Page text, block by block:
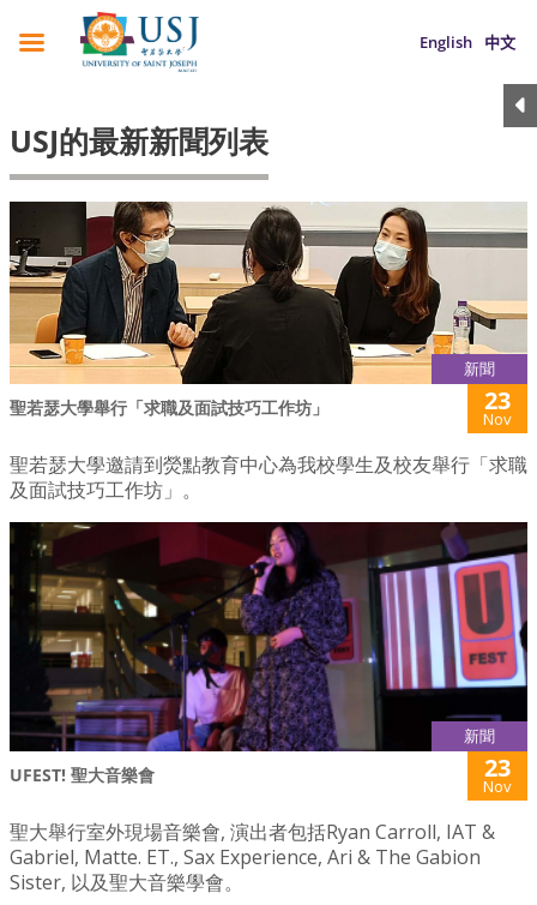
English 中文
USJ的最新新聞列表
新聞
聖若瑟大學舉行「求職及面試技巧工作坊」 23
Nov
聖若瑟大學邀請到熒點教育中心為我校學生及校友舉行「求職
及面試技巧工作坊」。
新聞
UFEST! 聖大音樂會 23
Nov
聖大舉行室外現場音樂會, 演出者包括Ryan Carroll, IAT &
Gabriel, Matte. ET., Sax Experience, Ari & The Gabion
Sister, 以及聖大音樂學會。